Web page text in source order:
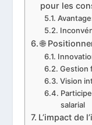
pour les
🌐
Gestion
Vision
salarial
L’impact de